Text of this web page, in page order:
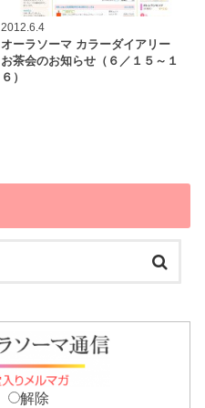
2012.6.4
オーラソーマ カラーダイアリー
お茶会のお知らせ（６／１５～１
６）
解除